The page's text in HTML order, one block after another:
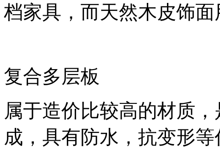
档家具，而天然木皮饰
复合多层板
属于造价比较高的材质
成，具有防水，抗变形